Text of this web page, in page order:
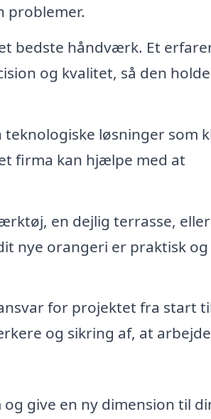
problemer.
bedste håndværk. Et
og kvalitet, så den
løsninger som
firma kan hjælpe med at
en dejlig terrasse,
nye orangeri er praktisk og
for projektet fra start
og sikring af, at
give en ny dimension til